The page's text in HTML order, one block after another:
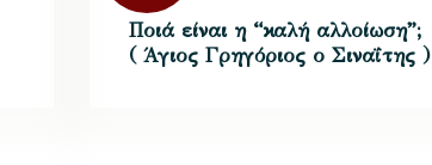
Ποιά είναι η “καλή αλλοίωση”;
( Άγιος Γρηγόριος ο Σιναΐτης )